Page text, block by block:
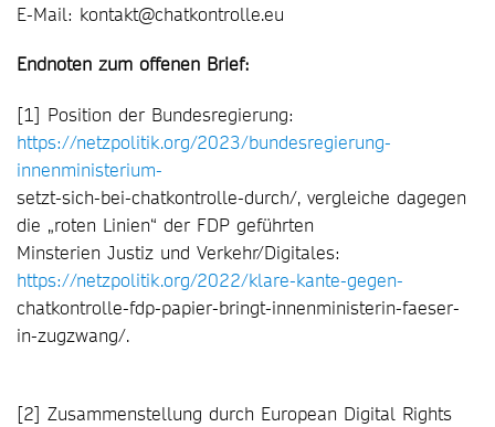
E-Mail: kontakt@chatkontrolle.eu
Endnoten zum offenen Brief:
[1] Position der Bundesregierung:
https://netzpolitik.org/2023/bundesregierung-
innenministerium-
setzt-sich-bei-chatkontrolle-durch/, vergleiche dagegen
die „roten Linien“ der FDP geführten
Minsterien Justiz und Verkehr/Digitales:
https://netzpolitik.org/2022/klare-kante-gegen-
chatkontrolle-fdp-papier-bringt-innenministerin-faeser-
in-zugzwang/.
[2] Zusammenstellung durch European Digital Rights